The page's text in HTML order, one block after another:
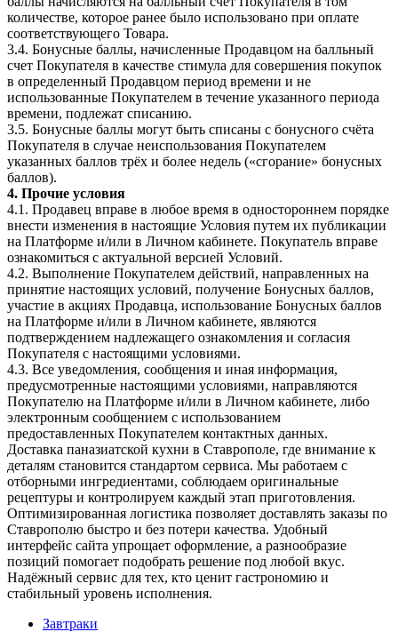
количестве, которое ранее было использовано при оплате
соответствующего Товара.
3.4. Бонусные баллы, начисленные Продавцом на балльный
счет Покупателя в качестве стимула для совершения покупок
в определенный Продавцом период времени и не
использованные Покупателем в течение указанного периода
времени, подлежат списанию.
3.5. Бонусные баллы могут быть списаны с бонусного счёта
Покупателя в случае неиспользования Покупателем
указанных баллов трёх и более недель («сгорание» бонусных
баллов).
4. Прочие условия
4.1. Продавец вправе в любое время в одностороннем порядке
внести изменения в настоящие Условия путем их публикации
на Платформе и/или в Личном кабинете. Покупатель вправе
ознакомиться с актуальной версией Условий.
4.2. Выполнение Покупателем действий, направленных на
принятие настоящих условий, получение Бонусных баллов,
участие в акциях Продавца, использование Бонусных баллов
на Платформе и/или в Личном кабинете, являются
подтверждением надлежащего ознакомления и согласия
Покупателя с настоящими условиями.
4.3. Все уведомления, сообщения и иная информация,
предусмотренные настоящими условиями, направляются
Покупателю на Платформе и/или в Личном кабинете, либо
электронным сообщением с использованием
предоставленных Покупателем контактных данных.
Доставка паназиатской кухни в Ставрополе, где внимание к
деталям становится стандартом сервиса. Мы работаем с
отборными ингредиентами, соблюдаем оригинальные
рецептуры и контролируем каждый этап приготовления.
Оптимизированная логистика позволяет доставлять заказы по
Ставрополю быстро и без потери качества. Удобный
интерфейс сайта упрощает оформление, а разнообразие
позиций помогает подобрать решение под любой вкус.
Надёжный сервис для тех, кто ценит гастрономию и
стабильный уровень исполнения.
Завтраки